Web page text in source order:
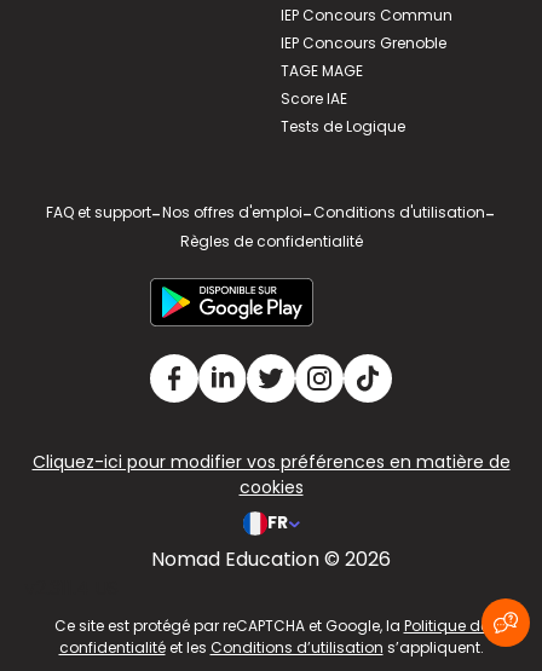
IEP Concours Commun
IEP Concours Grenoble
TAGE MAGE
Score IAE
Tests de Logique
FAQ et support-Nos offres d'emploi-Conditions d'utilisation-
Règles de confidentialité
Cliquez-ici pour modifier vos préférences en matière de
cookies
FR
Nomad Education © 2026
Ce site est protégé par reCAPTCHA et Google, la Politique de
confidentialitéet les Conditions d’utilisation s’appliquent.